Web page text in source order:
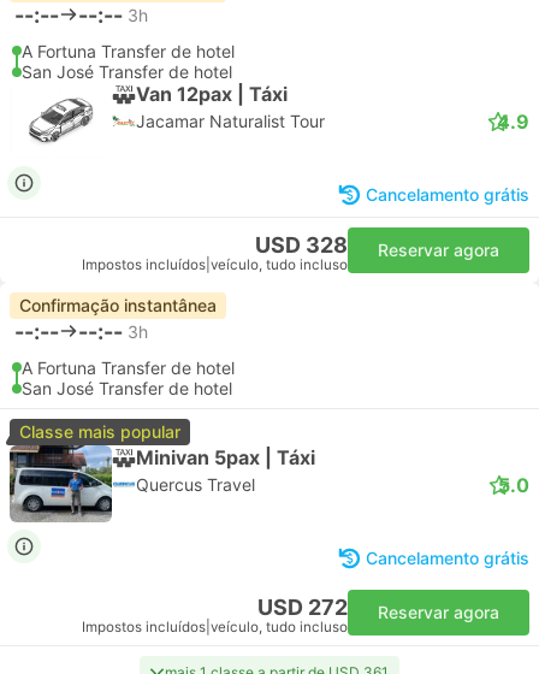
--:-- --:-- 3h
A Fortuna Transfer de hotel
San José Transfer de hotel
Van 12pax | Táxi
Jacamar Naturalist Tour 4.9
Cancelamento grátis
USD 328
Impostos incluídos veículo, tudo incluso
Reservar agora
Confirmação instantânea
--:-- --:-- 3h
A Fortuna Transfer de hotel
San José Transfer de hotel
Classe mais popular
Minivan 5pax | Táxi
Quercus Travel 5.0
Cancelamento grátis
USD 272
Impostos incluídos veículo, tudo incluso
Reservar agora